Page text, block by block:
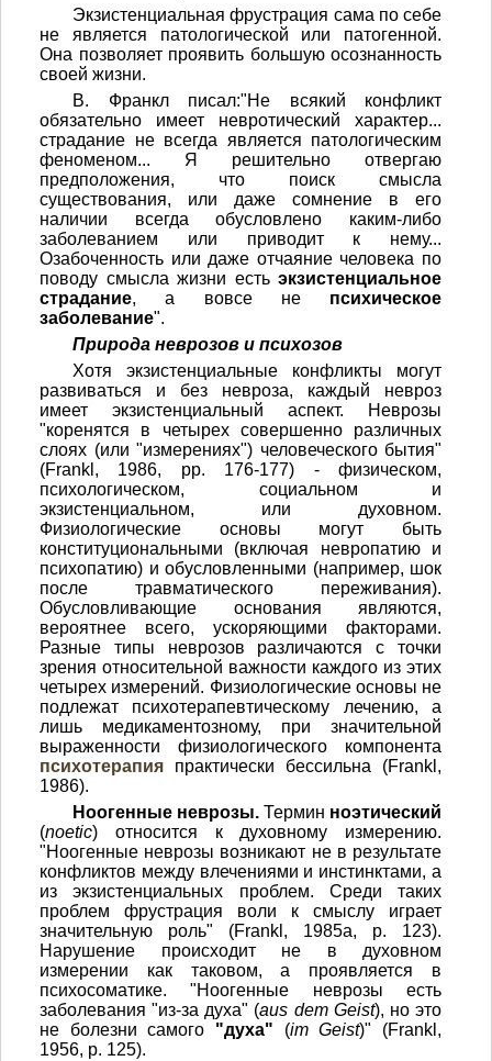
Экзистенциальная фрустрация сама по себе
не является патологической или патогенной.
Она позволяет проявить большую осознанность
своей жизни.
В. Франкл писал:"Не всякий конфликт
обязательно имеет невротический характер...
страдание не всегда является патологическим
феноменом... Я решительно отвергаю
предположения, что поиск смысла
существования, или даже сомнение в его
наличии всегда обусловлено каким-либо
заболеванием или приводит к нему...
Озабоченность или даже отчаяние человека по
поводу смысла жизни есть экзистенциальное
страдание, а вовсе не психическое
заболевание".
Природа неврозов и психозов
Хотя экзистенциальные конфликты могут
развиваться и без невроза, каждый невроз
имеет экзистенциальный аспект. Неврозы
"коренятся в четырех совершенно различных
слоях (или "измерениях") человеческого бытия"
(Frankl, 1986, pp. 176-177) - физическом,
психологическом, социальном и
экзистенциальном, или духовном.
Физиологические основы могут быть
конституциональными (включая невропатию и
психопатию) и обусловленными (например, шок
после травматического переживания).
Обусловливающие основания являются,
вероятнее всего, ускоряющими факторами.
Разные типы неврозов различаются с точки
зрения относительной важности каждого из этих
четырех измерений. Физиологические основы не
подлежат психотерапевтическому лечению, а
лишь медикаментозному, при значительной
выраженности физиологического компонента
психотерапия практически бессильна (Frankl,
1986).
Ноогенные неврозы. Термин ноэтический
(noetic) относится к духовному измерению.
"Ноогенные неврозы возникают не в результате
конфликтов между влечениями и инстинктами, а
из экзистенциальных проблем. Среди таких
проблем фрустрация воли к смыслу играет
значительную роль" (Frankl, 1985a, р. 123).
Нарушение происходит не в духовном
измерении как таковом, а проявляется в
психосоматике. "Ноогенные неврозы есть
заболевания "из-за духа" (aus dem Geist), но это
не болезни самого "духа" (im Geist)" (Frankl,
1956, p. 125).